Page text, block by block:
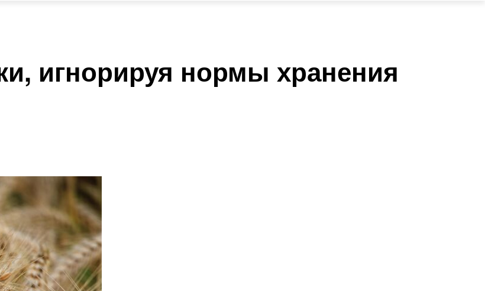
игнорируя нормы хранения